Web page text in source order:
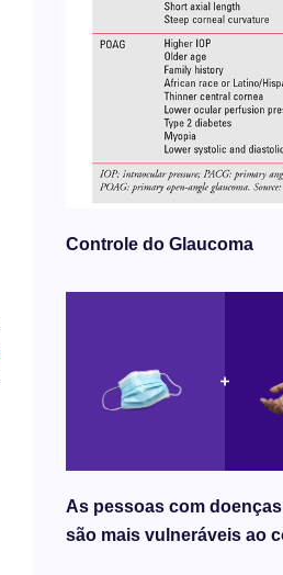
Controle do Glaucoma
As pessoas com
são mais vulneráveis ​​ao